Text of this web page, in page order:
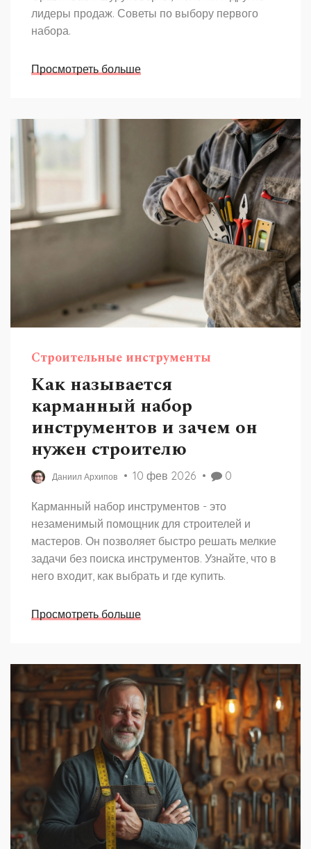
лидеры продаж. Советы по выбору первого
набора.
Просмотреть больше
Строительные инструменты
Как называется
карманный набор
инструментов и зачем он
нужен строителю
Даниил Архипов 10 фев 2026 0
Карманный набор инструментов - это
незаменимый помощник для строителей и
мастеров. Он позволяет быстро решать мелкие
задачи без поиска инструментов. Узнайте, что в
него входит, как выбрать и где купить.
Просмотреть больше